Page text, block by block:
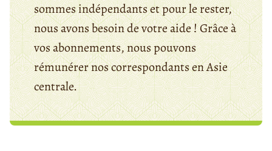
sommes indépendants et pour le rester,
nous avons besoin de votre aide ! Grâce à
vos abonnements, nous pouvons
rémunérer nos correspondants en Asie
centrale.